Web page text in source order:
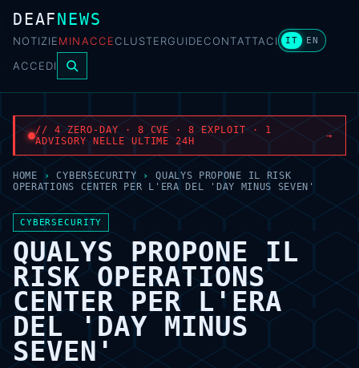
DEAFNEWS
NOTIZIEMINACCECLUSTERGUIDECONTATTACI IT EN
ACCEDI
// 4 ZERO-DAY · 8 CVE · 8 EXPLOIT · 1
ADVISORY NELLE ULTIME 24H
→
HOME › CYBERSECURITY ›
QUALYS PROPONE IL RISK
OPERATIONS CENTER PER L'ERA DEL 'DAY MINUS SEVEN'
CYBERSECURITY
QUALYS PROPONE IL
RISK OPERATIONS
CENTER PER L'ERA
DEL 'DAY MINUS
SEVEN'